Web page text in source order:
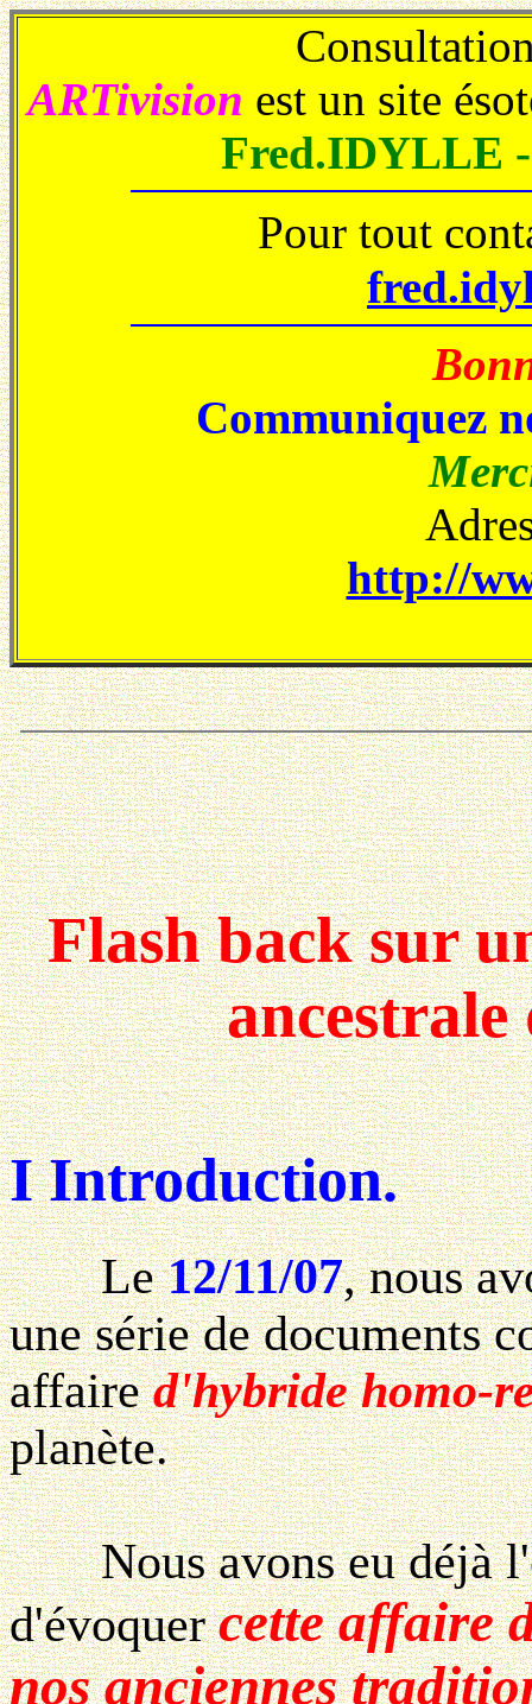
ARTivision est un site
Fred.IDYLLE
Pour tout
Communiquez
http://
Flash back sur
ancestrale
I Introduction.
Le12/11/07, nous
une série de documents
affaired'hybride homo-
planète.
Nous avons eu déjà
d'évoquercette affaire
nos anciennes